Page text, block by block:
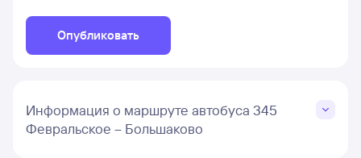
Опубликовать
Информация о маршруте автобуса 345
Февральское – Большаково